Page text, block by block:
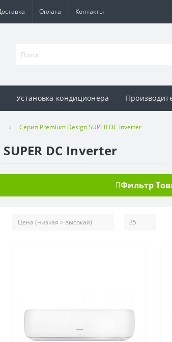
Оплата Контакты
Установка кондиционера
Серия Premium Design SUPER DC Inverter
DC Inverter
Фильтр